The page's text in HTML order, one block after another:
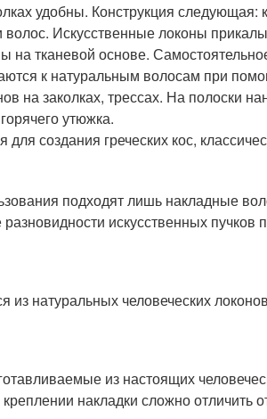
удобны. Конструкция
Искусственные локоны
на тканевой основе.
к натуральным волосам при
на заколках, трессах. На полоски
утюжка.
создания греческих кос,
подходят лишь накладные
искусственных
из натуральных человеческих
из настоящих
накладки сложно отличить